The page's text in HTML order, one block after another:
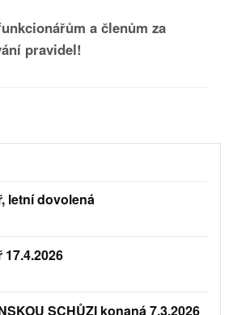
a členům za
pravidel!
letní dovolená
SCHŮZI konaná 7.3.2026